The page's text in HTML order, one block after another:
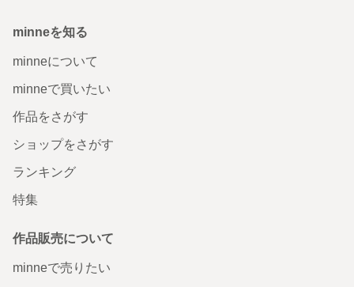
minneを知る
minneについて
minneで買いたい
作品をさがす
ショップをさがす
ランキング
特集
作品販売について
minneで売りたい